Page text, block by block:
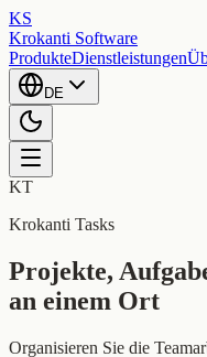
KS
Krokanti Software
ProdukteDienstleistungen
DE
KT
Krokanti Tasks
Projekte,
an einem Ort
Organisieren Sie die